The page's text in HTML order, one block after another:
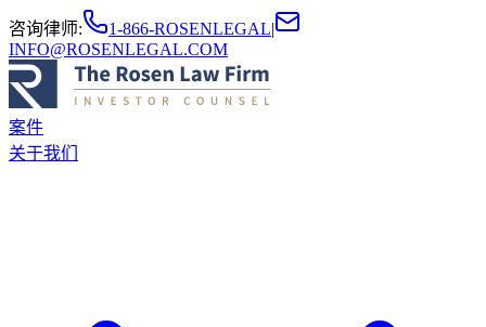
咨询律师: 1-866-ROSENLEGAL|
INFO@ROSENLEGAL.COM
案件
关于我们